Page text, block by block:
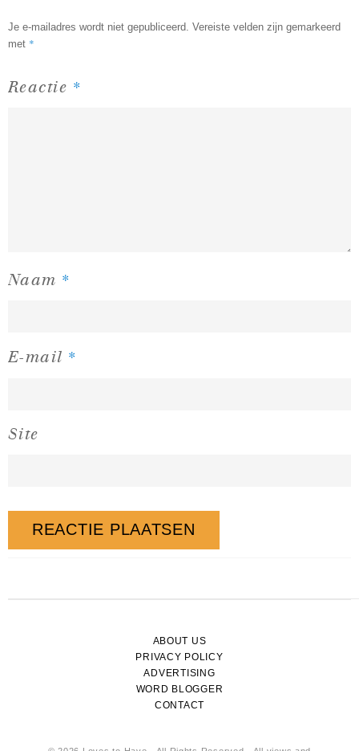
Je e-mailadres wordt niet gepubliceerd. Vereiste velden zijn gemarkeerd
met *
Reactie *
Naam *
E-mail *
Site
ABOUT US
PRIVACY POLICY
ADVERTISING
WORD BLOGGER
CONTACT